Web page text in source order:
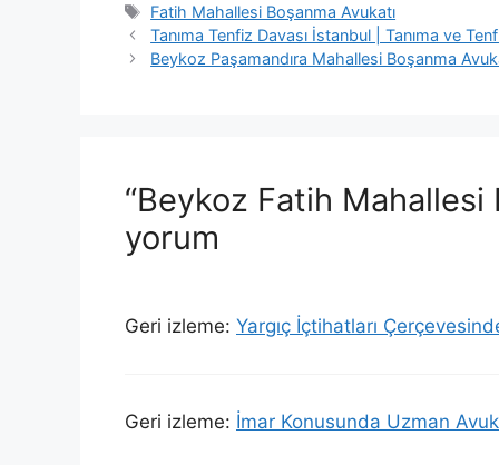
Etiketler
Fatih Mahallesi Boşanma Avukatı
Tanıma Tenfiz Davası İstanbul | Tanıma ve
Beykoz Paşamandıra Mahallesi Boşanma
“Beykoz Fatih Mahallesi
yorum
Geri izleme: Yargıç İçtihatları
Geri izleme: İmar Konusunda Uzman